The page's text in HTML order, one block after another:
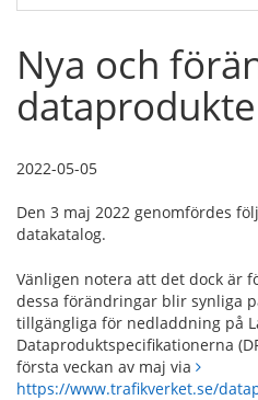
Nya och
2022-05-05
Den 3 maj 2022 genomfördes
datakatalog.
Vänligen notera att det dock är
dessa förändringar blir synliga
tillgängliga för nedladdning på
Dataproduktspecifikationerna
första veckan av maj via
https://www.trafikverket.se/